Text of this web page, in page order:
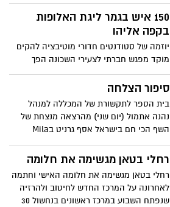
150 איש בגמר ליגת האלופות
בקפה אליהו
יוזמה של סטודנטים חדורי מוטיבציה להקים
מוקד מפגש חברתי לצעירי השכונה הפך
לסנסציה ברמת אליהו * המקום היה גדוש
והומה * רכזת הפרויקט: "אנחנו עושים כאן
סיפור הצלחה
בית הספר לתקשורת של המכללה למנהל
נהנה אתמול (יום שני) מהרצאה מנצחת של
השף הכי חם בישראל אסף גרניט בMila
רחלי בטאן מגשימה את חלומה
רחלי בטאן מגשימה את חלומה האישי וחתמה
לאחרונה על המרכז החדש לחיטוב ולהרזיה
שנפתח השבוע במרכז ראשונים בנחשול 30